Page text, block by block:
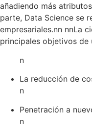
añadiendo más
parte, Data Science se
empresariales.nn nnLa
principales objetivos de
n
La reducción de
n
Penetración a
n